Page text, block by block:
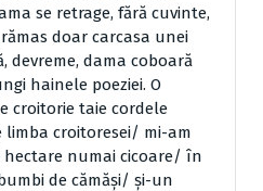
se retrage, fără cuvinte,
doar carcasa unei
devreme, dama coboară
hainele poeziei. O
croitorie taie cordele
limba croitoresei/ mi-am
numai cicoare/ în
de cămăşi/ şi-un